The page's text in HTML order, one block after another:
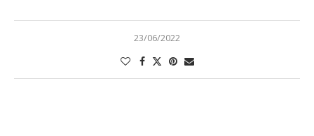
23/06/2022